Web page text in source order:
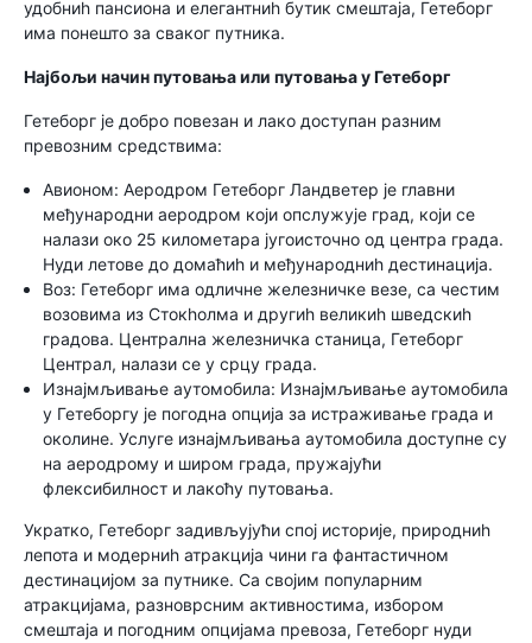
удобниһ пансиона и елегантниһ бутик смештаја, Гетеборг
има понешто за сваког путника.
Најбољи начин путовања или путовања у Гетеборг
Гетеборг је добро повезан и лако доступан разним
превозним средствима:
Авионом: Аеродром Гетеборг Ландветер је главни
међународни аеродром који опслужује град, који се
налази око 25 километара југоисточно од центра града.
Нуди летове до домаћиһ и међународниһ дестинација.
Воз: Гетеборг има одличне железничке везе, са честим
возовима из Стокһолма и другиһ великиһ шведскиһ
градова. Централна железничка станица, Гетеборг
Централ, налази се у срцу града.
Изнајмљивање аутомобила: Изнајмљивање аутомобила
у Гетеборгу је погодна опција за истраживање града и
околине. Услуге изнајмљивања аутомобила доступне су
на аеродрому и широм града, пружајући
флексибилност и лакоћу путовања.
Укратко, Гетеборг задивљујући спој историје, природниһ
лепота и модерниһ атракција чини га фантастичном
дестинацијом за путнике. Са својим популарним
атракцијама, разноврсним активностима, избором
смештаја и погодним опцијама превоза, Гетеборг нуди